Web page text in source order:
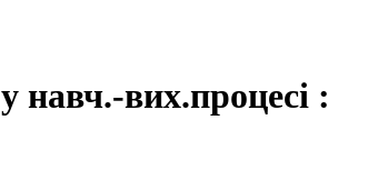
навч.-вих.процесі :